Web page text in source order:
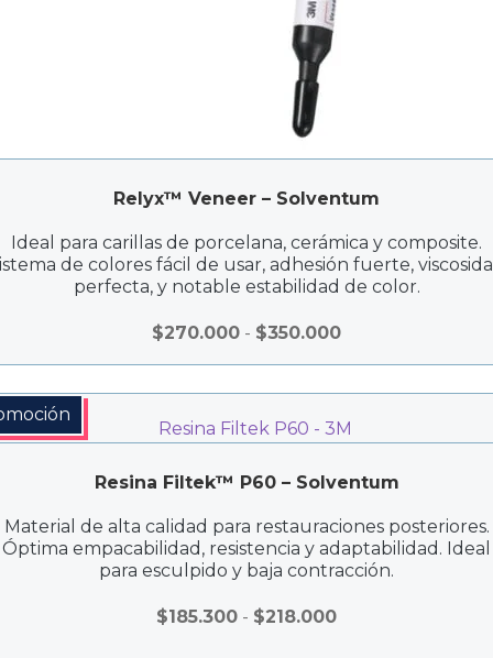
Relyx™ Veneer – Solventum
Ideal para carillas de porcelana, cerámica y composite.
de colores fácil de usar, adhesión fuerte,
perfecta, y notable estabilidad de color.
$270.000 - $350.000Rango
$270.000
$350.000
Resina Filtek™ P60 – Solventum
Material de alta calidad para restauraciones posteriores.
Óptima empacabilidad, resistencia y adaptabilidad. Ideal
para esculpido y baja contracción.
$185.300 - $218.000Rango